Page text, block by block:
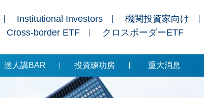
Institutional Investors
機関投資家向け
Cross-border ETF クロスボーダーETF
達人講BAR 投資練功房 重大消息